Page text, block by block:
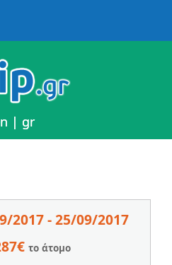
| gr
| gr
2017 - 25/09/2017
το άτομο